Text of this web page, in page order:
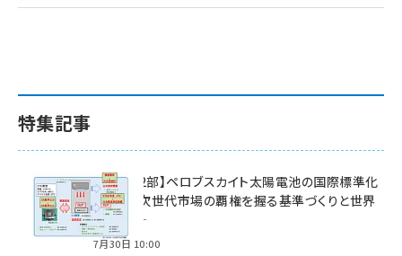
特集記事
特集【第2部】ペロブスカイト太陽電池の国際標準化
戦略 ― 次世代市場の覇権を握る基準づくりと世界
の動向 ―
7月30日 10:00